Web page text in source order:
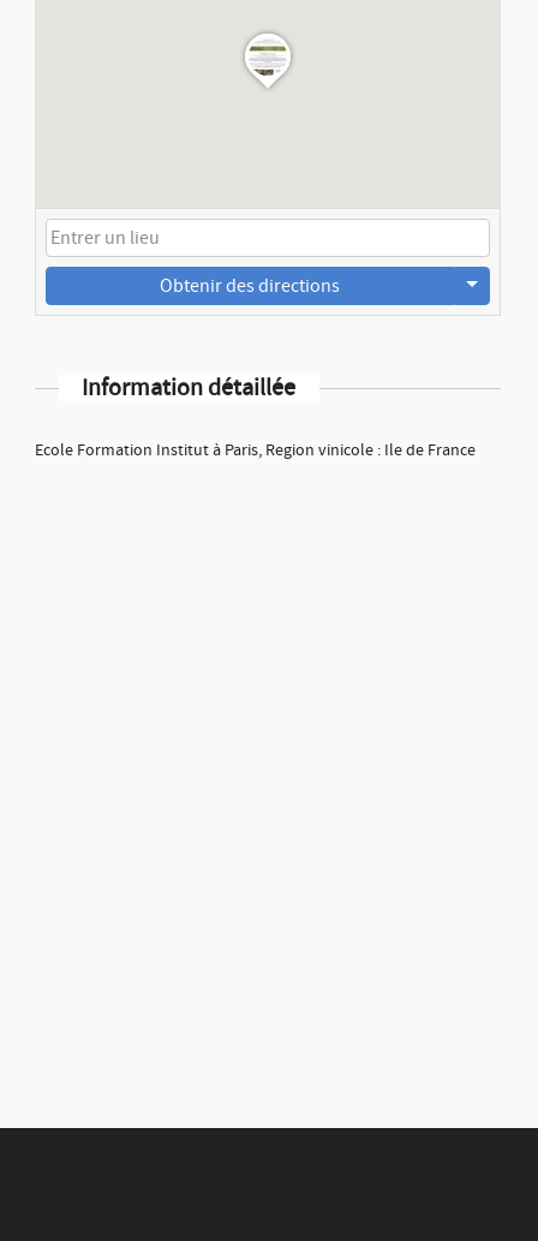
Obtenir des directions
Information détaillée
Ecole Formation Institut à Paris, Region vinicole : Ile de France